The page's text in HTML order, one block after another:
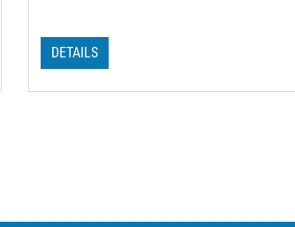
DETAILS